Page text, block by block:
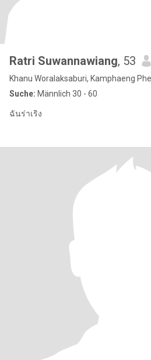
Ratri Suwannawiang, 53
Khanu Woralaksaburi, Kamphaeng
Suche: Männlich 30 - 60
ฉันร่าเริง